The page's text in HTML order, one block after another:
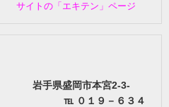
イトの「エキテン」ページ
岡市本宮2-3-
－６３４